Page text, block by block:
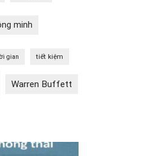
minh
gian tiết kiệm
Warren Buffett